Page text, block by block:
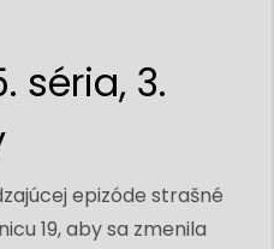
séria, 3.
epizóde strašné
19, aby sa zmenila